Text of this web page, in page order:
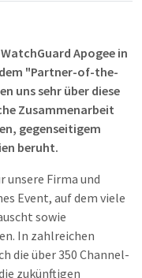
Apogee in
"Partner-of-the-
uns sehr über diese
Zusammenarbeit
gegenseitigem
beruht.
unsere Firma und
Event, auf dem viele
sowie
In zahlreichen
die über 350 Channel-
zukünftigen